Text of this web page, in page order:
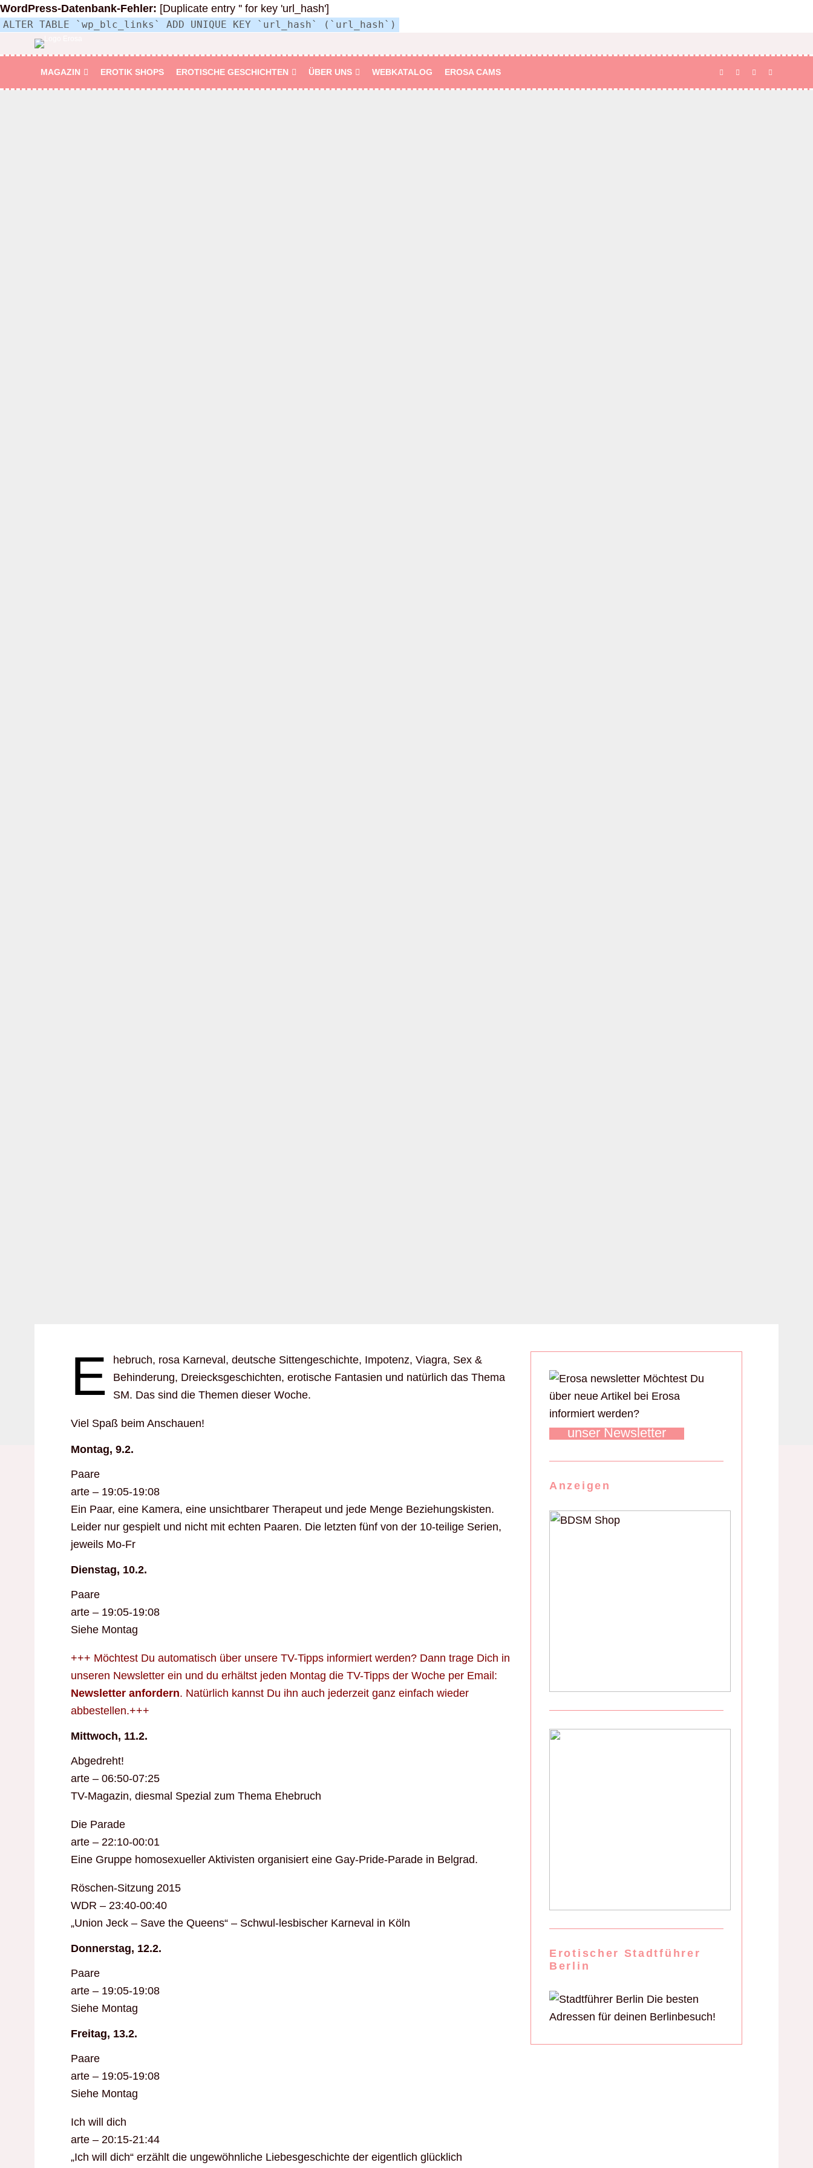
WordPress-Datenbank-Fehler: [Duplicate entry '' for key 'url_hash']
ALTER TABLE `wp_blc_links` ADD UNIQUE KEY `url_hash` (`url_hash`)
MAGAZIN EROTIK SHOPS EROTISCHE GESCHICHTEN ÜBER UNS WEBKATALOG EROSA CAMS
E
hebruch, rosa Karneval, deutsche Sittengeschichte, Impotenz, Viagra, Sex &
Behinderung, Dreiecksgeschichten, erotische Fantasien und natürlich das Thema
SM. Das sind die Themen dieser Woche.
Viel Spaß beim Anschauen!
Montag, 9.2.
Paare
arte – 19:05-19:08
Ein Paar, eine Kamera, eine unsichtbarer Therapeut und jede Menge Beziehungskisten.
Leider nur gespielt und nicht mit echten Paaren. Die letzten fünf von der 10-teilige Serien,
jeweils Mo-Fr
Dienstag, 10.2.
Paare
arte – 19:05-19:08
Siehe Montag
+++ Möchtest Du automatisch über unsere TV-Tipps informiert werden? Dann trage Dich in
unseren Newsletter ein und du erhältst jeden Montag die TV-Tipps der Woche per Email:
Newsletter anfordern. Natürlich kannst Du ihn auch jederzeit ganz einfach wieder
abbestellen.+++
Mittwoch, 11.2.
Abgedreht!
arte – 06:50-07:25
TV-Magazin, diesmal Spezial zum Thema Ehebruch
Die Parade
arte – 22:10-00:01
Eine Gruppe homosexueller Aktivisten organisiert eine Gay-Pride-Parade in Belgrad.
Röschen-Sitzung 2015
WDR – 23:40-00:40
„Union Jeck – Save the Queens“ – Schwul-lesbischer Karneval in Köln
Donnerstag, 12.2.
Paare
arte – 19:05-19:08
Siehe Montag
Freitag, 13.2.
Paare
arte – 19:05-19:08
Siehe Montag
Ich will dich
arte – 20:15-21:44
„Ich will dich“ erzählt die ungewöhnliche Liebesgeschichte der eigentlich glücklich
Möchtest Du
über neue Artikel bei Erosa
informiert werden?
unser Newsletter
Anzeigen
Erotischer Stadtführer
Berlin
Die besten
Adressen für deinen Berlinbesuch!